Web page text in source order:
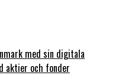
med sin digitala
aktier och fonder